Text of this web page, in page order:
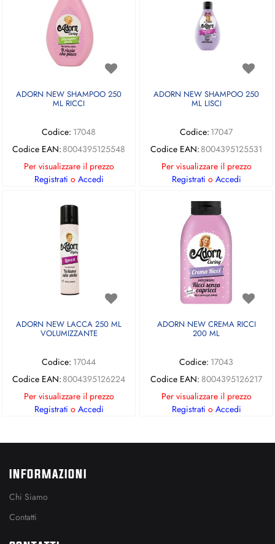
ADORN NEW SHAMPOO 250
ML RICCI
Codice: 17048
Codice EAN: 8004395125548
Per visualizzare il prezzo
Registrati o Accedi
ADORN NEW SHAMPOO 250
ML LISCI
Codice: 17047
Codice EAN: 8004395125531
Per visualizzare il prezzo
Registrati o Accedi
ADORN NEW LACCA 250 ML
VOLUMIZZANTE
Codice: 17044
Codice EAN: 8004395126224
Per visualizzare il prezzo
Registrati o Accedi
ADORN NEW CREMA RICCI
200 ML
Codice: 17043
Codice EAN: 8004395126217
Per visualizzare il prezzo
Registrati o Accedi
INFORMAZIONI
Chi Siamo
Contatti